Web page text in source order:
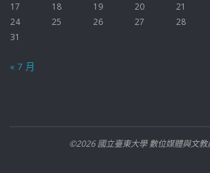
17
18 19 20 21
24
25 26 27 28
31
« 7 月
©2026 國立臺東大學 數位媒體與文教